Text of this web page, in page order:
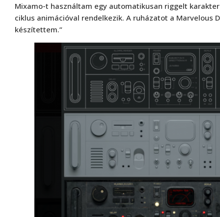
Mixamo-t használtam egy automatikusan riggelt
ciklus animációval rendelkezik. A ruházatot a Marvelous
készítettem.”